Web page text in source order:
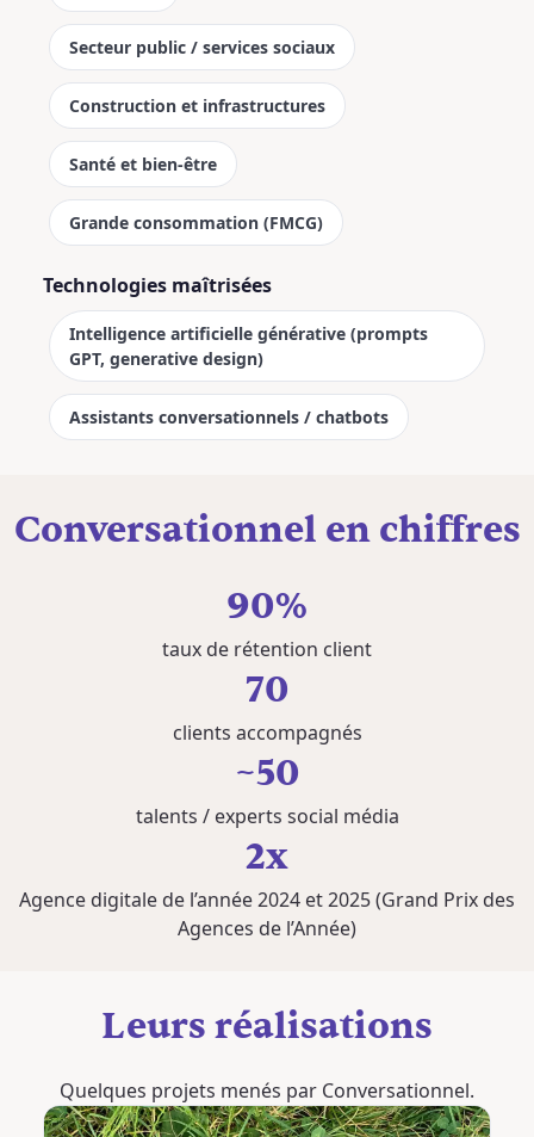
Secteur public / services sociaux
Construction et infrastructures
Santé et bien-être
Grande consommation (FMCG)
Technologies maîtrisées
Intelligence artificielle générative (prompts
GPT, generative design)
Assistants conversationnels / chatbots
Conversationnel en chiffres
90%
taux de rétention client
70
clients accompagnés
~50
talents / experts social média
2x
Agence digitale de l’année 2024 et 2025 (Grand Prix des
Agences de l’Année)
Leurs réalisations
Quelques projets menés par Conversationnel.